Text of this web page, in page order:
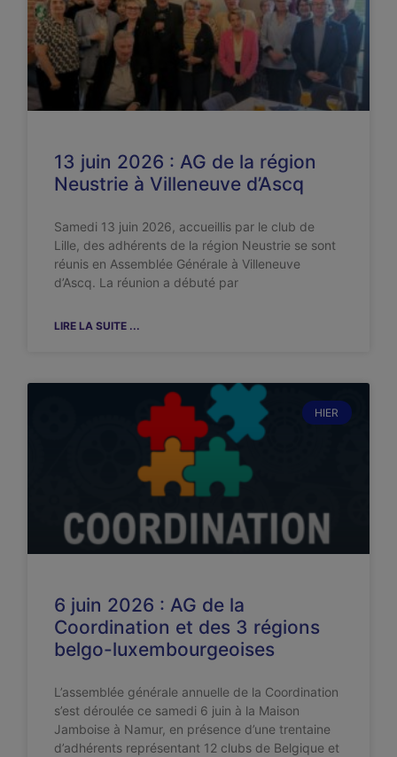
13 juin 2026 : AG de la région
Neustrie à Villeneuve d’Ascq
Samedi 13 juin 2026, accueillis par le club de
Lille, des adhérents de la région Neustrie se sont
réunis en Assemblée Générale à Villeneuve
d’Ascq. La réunion a débuté par
LIRE LA SUITE ...
HIER
6 juin 2026 : AG de la
Coordination et des 3 régions
belgo-luxembourgeoises
L’assemblée générale annuelle de la Coordination
s’est déroulée ce samedi 6 juin à la Maison
Jamboise à Namur, en présence d’une trentaine
d’adhérents représentant 12 clubs de Belgique et